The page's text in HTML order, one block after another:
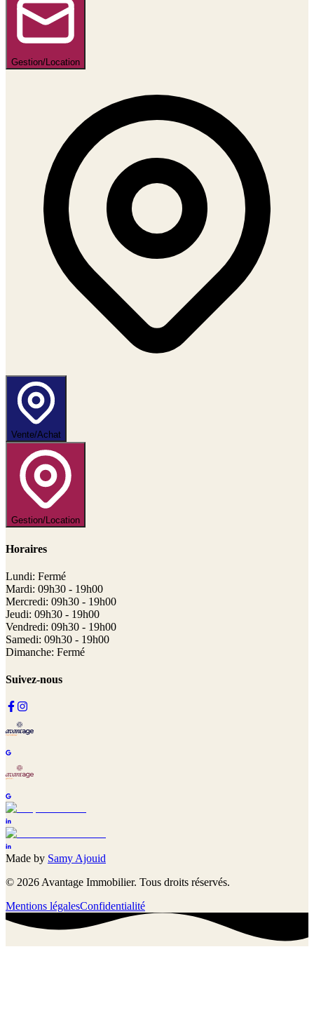
Gestion/Location
Vente/Achat
Gestion/Location
Horaires
Lundi: Fermé
Mardi: 09h30 - 19h00
Mercredi: 09h30 - 19h00
Jeudi: 09h30 - 19h00
Vendredi: 09h30 - 19h00
Samedi: 09h30 - 19h00
Dimanche: Fermé
Suivez-nous
Made by Samy Ajouid
© 2026 Avantage Immobilier. Tous droits réservés.
Mentions légalesConfidentialité